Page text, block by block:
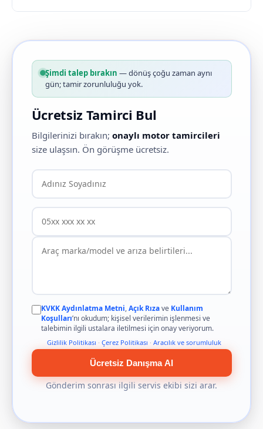
Şimdi talep bırakın — dönüş çoğu zaman aynı
gün; tamir zorunluluğu yok.
Ücretsiz Tamirci Bul
Bilgilerinizi bırakın; onaylı motor tamircileri
size ulaşsın. Ön görüşme ücretsiz.
KVKK Aydınlatma Metni,Açık Rızave Kullanım
Koşulları’nı okudum; kişisel verilerimin işlenmesi ve
talebimin ilgili ustalara iletilmesi için onay veriyorum.
Gizlilik Politikası · Çerez Politikası · Aracılık ve sorumluluk
Ücretsiz Danışma Al
Gönderim sonrası ilgili servis ekibi sizi arar.